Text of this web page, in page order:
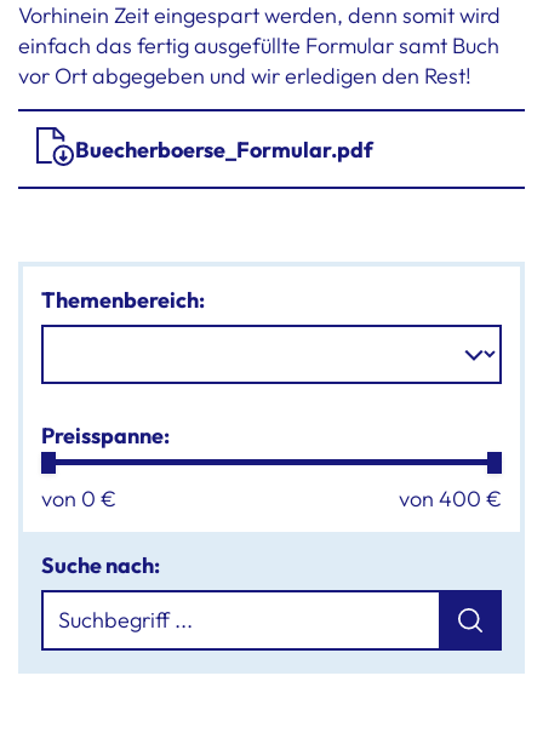
Vorhinein Zeit eingespart werden, denn somit wird
einfach das fertig ausgefüllte Formular samt Buch
vor Ort abgegeben und wir erledigen den Rest!
Buecherboerse_Formular.pdf
Themenbereich:
Preisspanne:
von 0 € von 400 €
Suche nach: